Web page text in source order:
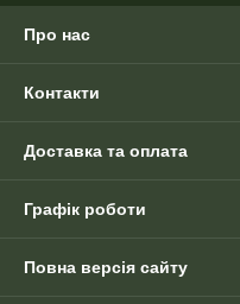
Про нас
Контакти
Доставка та оплата
Графік роботи
Повна версія сайту